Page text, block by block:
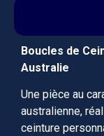
Boucles de
Australie
Une pièce au
australienne,
ceinture